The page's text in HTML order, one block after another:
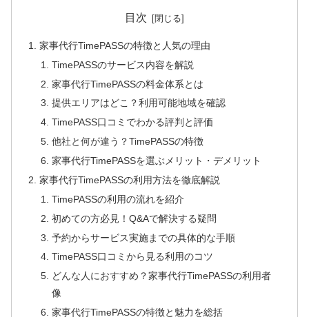
目次
家事代行TimePASSの特徴と人気の理由
TimePASSのサービス内容を解説
家事代行TimePASSの料金体系とは
提供エリアはどこ？利用可能地域を確認
TimePASS口コミでわかる評判と評価
他社と何が違う？TimePASSの特徴
家事代行TimePASSを選ぶメリット・デメリット
家事代行TimePASSの利用方法を徹底解説
TimePASSの利用の流れを紹介
初めての方必見！Q&Aで解決する疑問
予約からサービス実施までの具体的な手順
TimePASS口コミから見る利用のコツ
どんな人におすすめ？家事代行TimePASSの利用者
像
家事代行TimePASSの特徴と魅力を総括